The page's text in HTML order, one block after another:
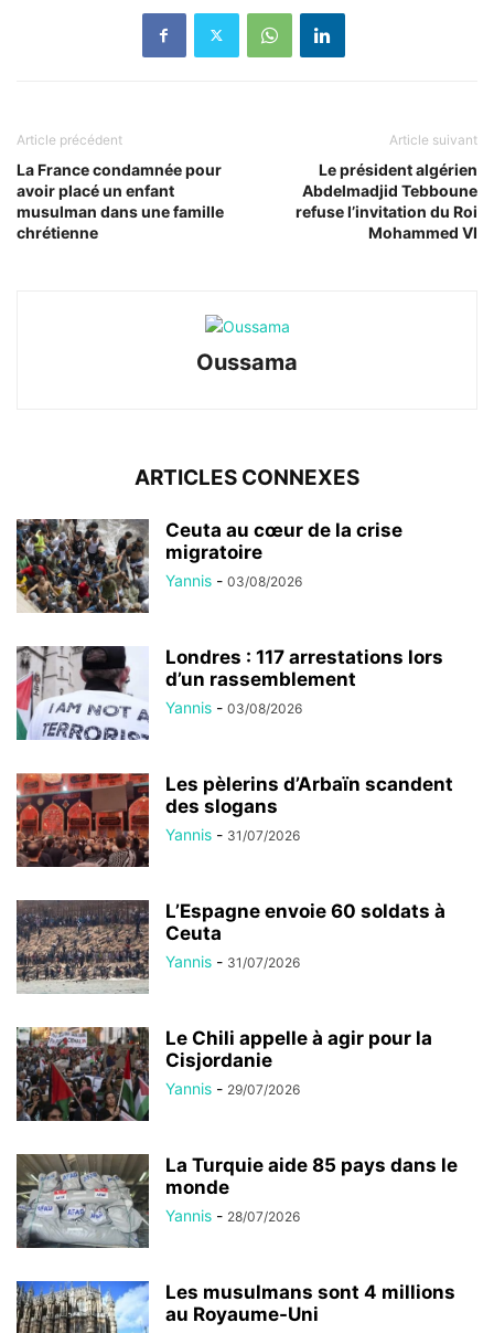
Article précédent
La France condamnée pour
avoir placé un enfant
musulman dans une famille
chrétienne
Article suivant
Le président algérien
Abdelmadjid Tebboune
refuse l’invitation du Roi
Mohammed VI
Oussama
ARTICLES CONNEXES
Ceuta au cœur de la crise
migratoire
Yannis - 03/08/2026
Londres : 117 arrestations lors
d’un rassemblement
Yannis - 03/08/2026
Les pèlerins d’Arbaïn scandent
des slogans
Yannis - 31/07/2026
L’Espagne envoie 60 soldats à
Ceuta
Yannis - 31/07/2026
Le Chili appelle à agir pour la
Cisjordanie
Yannis - 29/07/2026
La Turquie aide 85 pays dans le
monde
Yannis - 28/07/2026
Les musulmans sont 4 millions
au Royaume-Uni